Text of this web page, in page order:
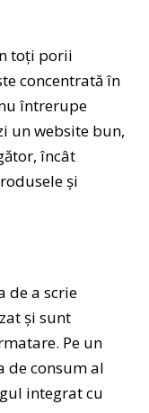
toți porii
concentrată în
întrerupe
un website bun,
încât
și
de a scrie
și sunt
Pe un
de consum al
integrat cu